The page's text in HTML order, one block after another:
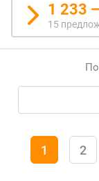
1 233
15
1 2